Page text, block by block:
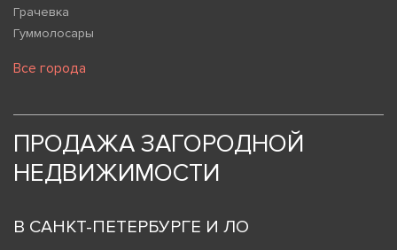
Грачевка
Гуммолосары
Все города
ПРОДАЖА ЗАГОРОДНОЙ
НЕДВИЖИМОСТИ
В САНКТ-ПЕТЕРБУРГЕ И ЛО